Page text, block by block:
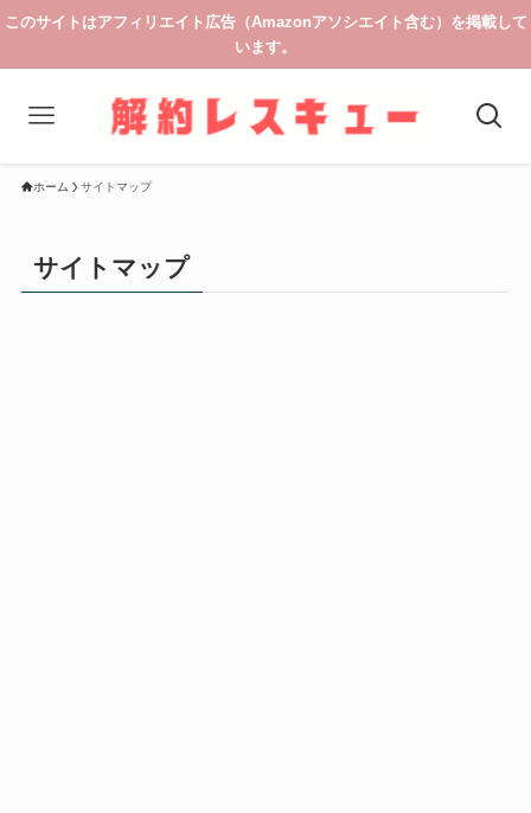
このサイトはアフィリエイト広告（Amazonアソシエイト含む）を掲載して
います。
ホーム サイトマップ
サイトマップ